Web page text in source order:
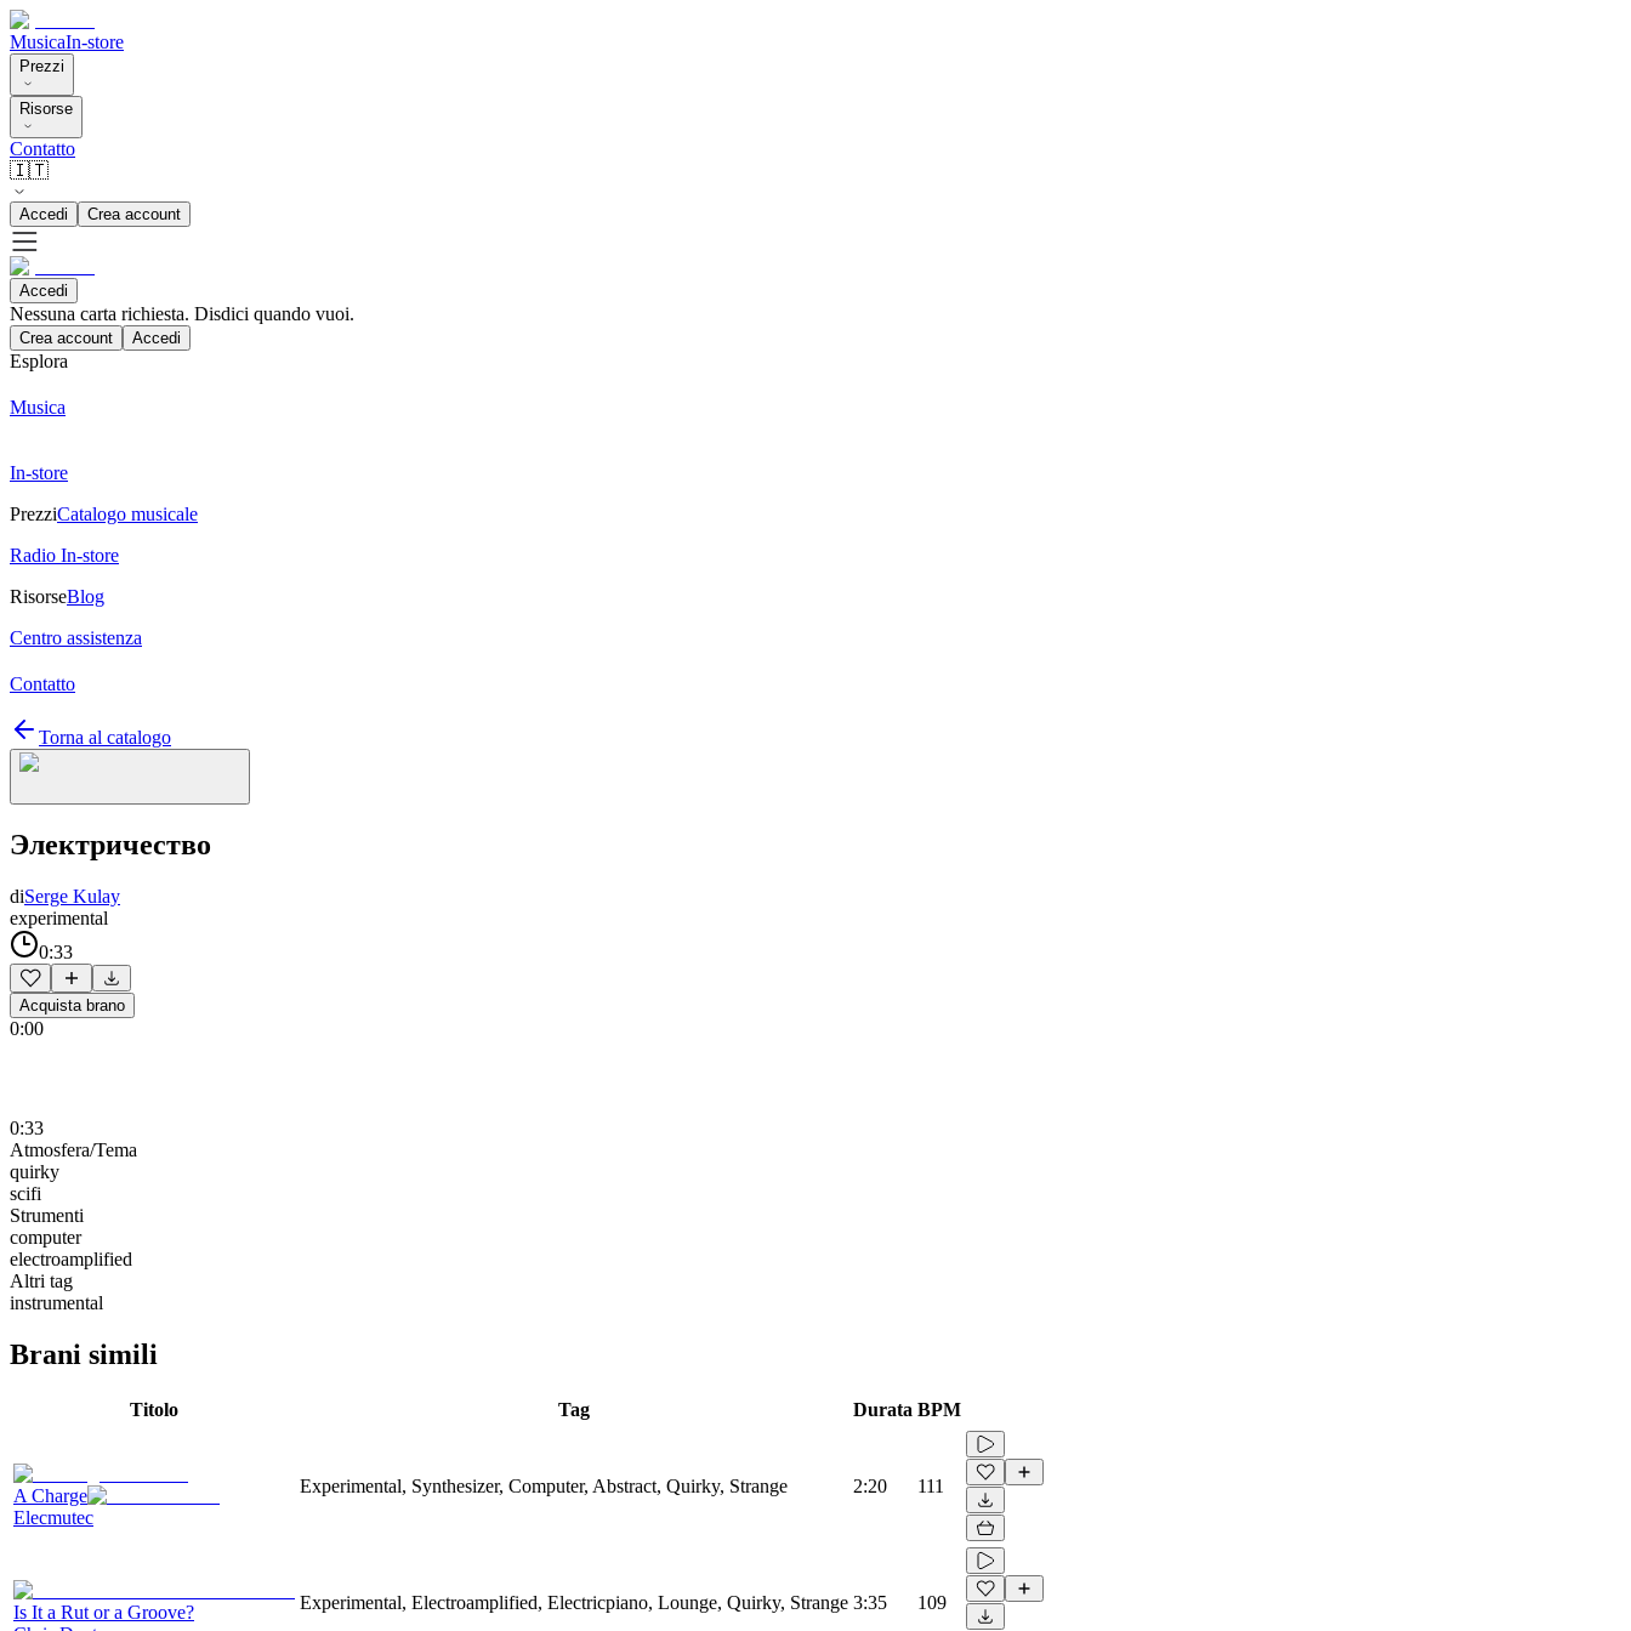
MusicaIn-store
Prezzi
Risorse
Contatto
🇮🇹
Accedi Crea account
Accedi
Nessuna carta richiesta. Disdici quando vuoi.
Crea account Accedi
Esplora
Musica
In-store
PrezziCatalogo musicale
Radio In-store
RisorseBlog
Centro assistenza
Contatto
Torna al catalogo
Электричество
diSerge Kulay
experimental
0:33
Acquista brano
0:00
0:33
Atmosfera/Tema
quirky
scifi
Strumenti
computer
electroamplified
Altri tag
instrumental
Brani simili
Titolo Tag Durata BPM
A Charge
Elecmutec
Experimental, Synthesizer, Computer, Abstract, Quirky, Strange 2:20 111
Is It a Rut or a Groove?
Experimental, Electroamplified, Electricpiano, Lounge, Quirky, Strange 3:35 109